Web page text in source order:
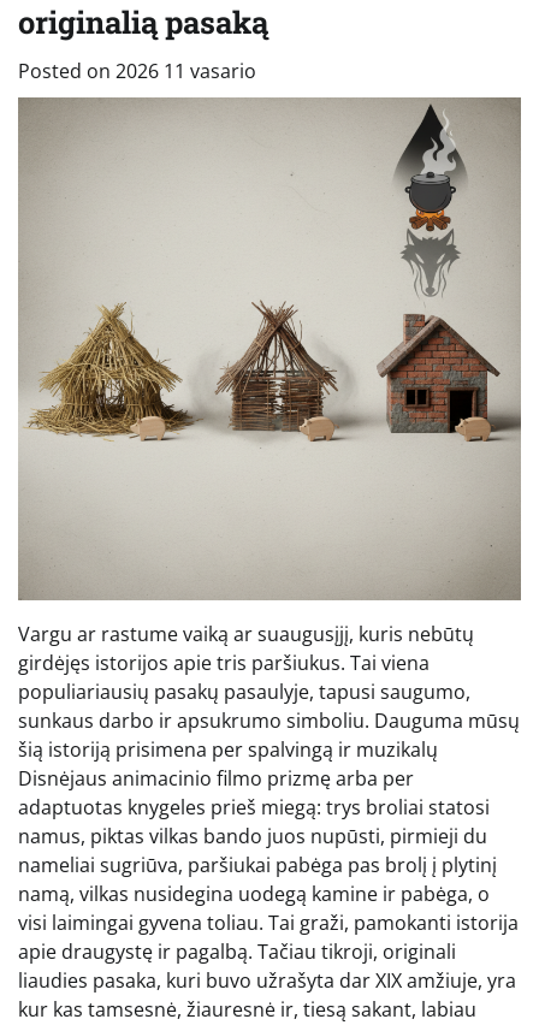
originalią pasaką
Posted on 2026 11 vasario
Vargu ar rastume vaiką ar suaugusįjį, kuris nebūtų
girdėjęs istorijos apie tris paršiukus. Tai viena
populiariausių pasakų pasaulyje, tapusi saugumo,
sunkaus darbo ir apsukrumo simboliu. Dauguma mūsų
šią istoriją prisimena per spalvingą ir muzikalų
Disnėjaus animacinio filmo prizmę arba per
adaptuotas knygeles prieš miegą: trys broliai statosi
namus, piktas vilkas bando juos nupūsti, pirmieji du
nameliai sugriūva, paršiukai pabėga pas brolį į plytinį
namą, vilkas nusidegina uodegą kamine ir pabėga, o
visi laimingai gyvena toliau. Tai graži, pamokanti istorija
apie draugystę ir pagalbą. Tačiau tikroji, originali
liaudies pasaka, kuri buvo užrašyta dar XIX amžiuje, yra
kur kas tamsesnė, žiauresnė ir, tiesą sakant, labiau